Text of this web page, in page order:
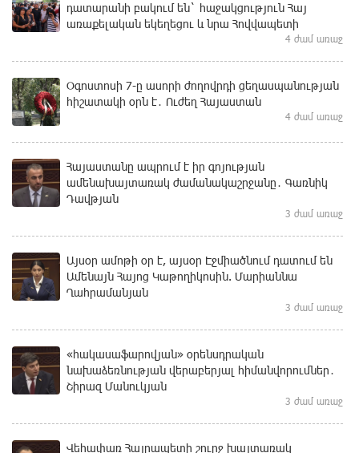
դատարանի բակում են` հաջակցություն Հայ
առաքելական եկեղեցու և նրա Հովվապետի
4 ժամ առաջ
Օգոստոսի 7-ը ասորի ժողովրդի ցեղասպանության
հիշատակի օրն է․ Ուժեղ Հայաստան
4 ժամ առաջ
Հայաստանը ապրում է իր գոյության
ամենախայտառակ ժամանակաշրջանը․ Գառնիկ
Դավթյան
3 ժամ առաջ
Այսօր ամոթի օր է, այսօր Էջմիածնում դատում են
Ամենայն Հայոց Կաթողիկոսին. Մարիաննա
Ղահրամանյան
3 ժամ առաջ
«հակասաֆարովյան» օրենսդրական
նախաձեռնության վերաբերյալ հիմանվորումներ․
Շիրազ Մանուկյան
3 ժամ առաջ
Վեհափառ Հայրապետի շուրջ խայտառակ